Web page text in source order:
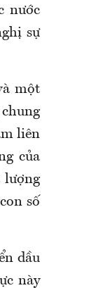
nước
sự
một
liên
của
lượng
số
dầu
này